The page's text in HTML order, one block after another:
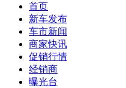
首页
新车发布
车市新闻
商家快讯
促销行情
经销商
曝光台